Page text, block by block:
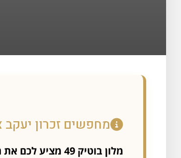
מחפשים זכרון
מלון בוטיק 49